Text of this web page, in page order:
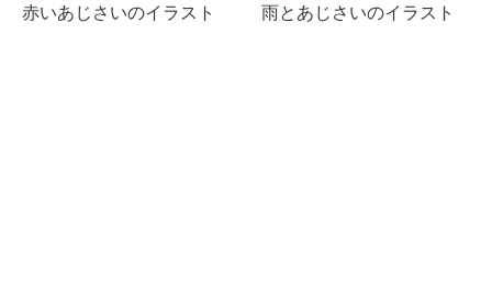
赤いあじさいのイラスト 雨とあじさいのイラスト